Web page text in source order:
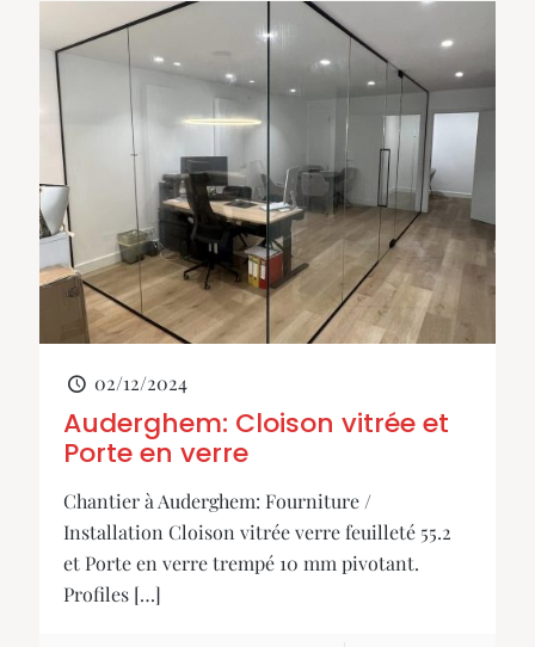
02/12/2024
Auderghem: Cloison vitrée et
Porte en verre
Chantier à Auderghem: Fourniture /
Installation Cloison vitrée verre feuilleté 55.2
et Porte en verre trempé 10 mm pivotant.
Profiles […]